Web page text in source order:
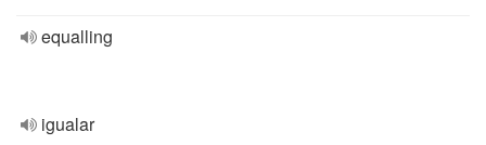
equalling
igualar